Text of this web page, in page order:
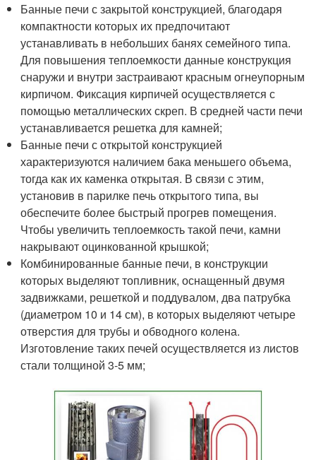
Банные печи с закрытой конструкцией, благодаря
компактности которых их предпочитают
устанавливать в небольших банях семейного типа.
Для повышения теплоемкости данные конструкция
снаружи и внутри застраивают красным огнеупорным
кирпичом. Фиксация кирпичей осуществляется с
помощью металлических скреп. В средней части печи
устанавливается решетка для камней;
Банные печи с открытой конструкцией
характеризуются наличием бака меньшего объема,
тогда как их каменка открытая. В связи с этим,
установив в парилке печь открытого типа, вы
обеспечите более быстрый прогрев помещения.
Чтобы увеличить теплоемкость такой печи, камни
накрывают оцинкованной крышкой;
Комбинированные банные печи, в конструкции
которых выделяют топливник, оснащенный двумя
задвижками, решеткой и поддувалом, два патрубка
(диаметром 10 и 14 см), в которых выделяют четыре
отверстия для трубы и обводного колена.
Изготовление таких печей осуществляется из листов
стали толщиной 3-5 мм;